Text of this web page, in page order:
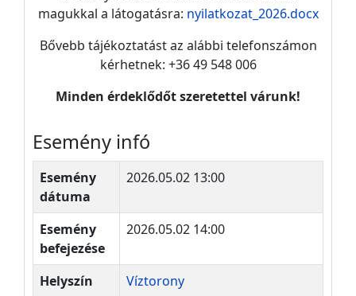
magukkal a látogatásra: nyilatkozat_2026.docx
Bővebb tájékoztatást az alábbi telefonszámon
kérhetnek: +36 49 548 006
Minden érdeklődőt szeretettel várunk!
Esemény infó
Esemény
dátuma
2026.05.02 13:00
Esemény
befejezése
2026.05.02 14:00
Helyszín
Víztorony